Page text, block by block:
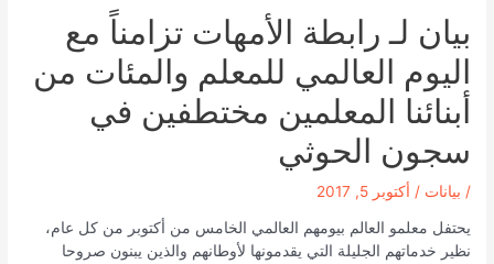
بيان لـ رابطة الأمهات تزامناً مع
اليوم العالمي للمعلم والمئات من
أبنائنا المعلمين مختطفين في
سجون الحوثي
/ بيانات / أكتوبر 5, 2017
يحتفل معلمو العالم بيومهم العالمي الخامس من أكتوبر من كل عام،
نظير خدماتهم الجليلة التي يقدمونها لأوطانهم والذين يبنون صروحا